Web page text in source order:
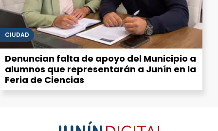
CIUDAD
Denuncian falta de apoyo del Municipio a
alumnos que representarán a Junín en la
Feria de Ciencias